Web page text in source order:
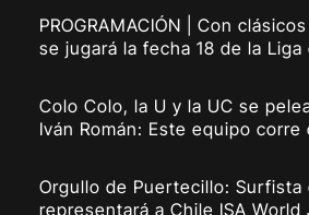
PROGRAMACIÓN | Con
se jugará la fecha 18 de la Liga
Colo Colo, la U y la UC se
Iván Román: Este equipo corre
Orgullo de Puertecillo: Surfista
representará a Chile ISA